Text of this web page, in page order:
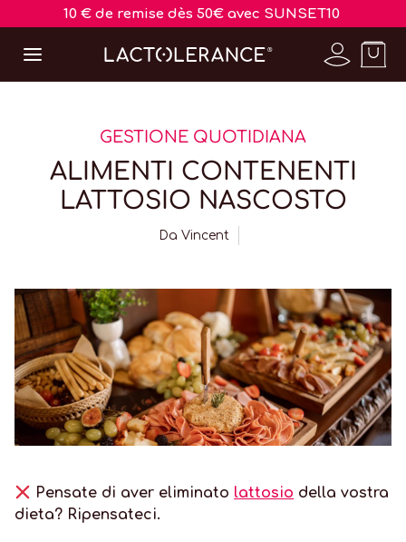
10 € de remise dès 50€ avec SUNSET10
GESTIONE QUOTIDIANA
ALIMENTI CONTENENTI
LATTOSIO NASCOSTO
Da Vincent
Pensate di aver eliminato lattosio della vostra
dieta? Ripensateci.